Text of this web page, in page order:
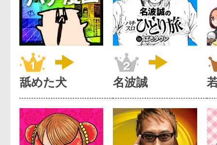
舐めた犬 名波誠